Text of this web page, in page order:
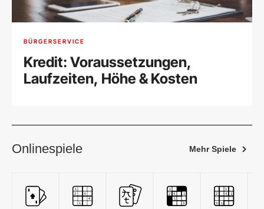
BÜRGERSERVICE
Kredit: Voraussetzungen,
Laufzeiten, Höhe & Kosten
Onlinespiele Mehr Spiele